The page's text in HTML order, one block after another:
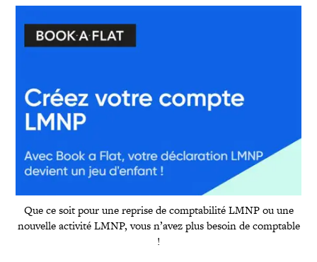
Que ce soit pour une reprise de comptabilité LMNP ou une
nouvelle activité LMNP, vous n’avez plus besoin de comptable
!